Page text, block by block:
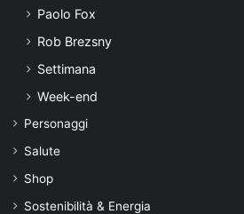
Paolo Fox
Rob Brezsny
Settimana
Week-end
Personaggi
Salute
Shop
Sostenibilità & Energia